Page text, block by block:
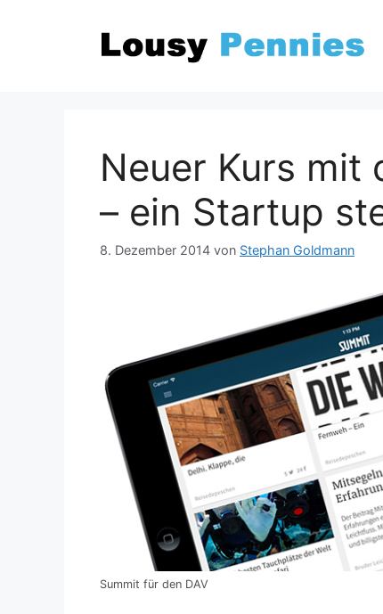
Neuer Kurs mit
– ein Startup
8. Dezember 2014 von Stephan Goldmann
Summit für den DAV